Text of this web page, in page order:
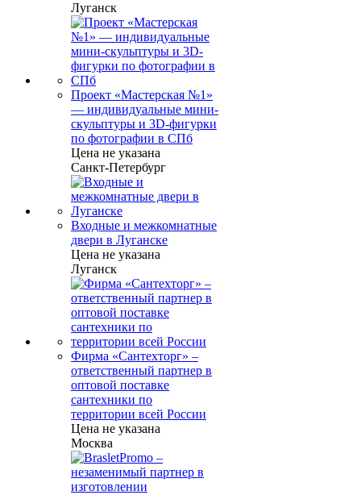
Луганск
Проект «Мастерская №1»
— индивидуальные мини-
скульптуры и 3D-фигурки
по фотографии в СПб
Цена не указана
Санкт-Петербург
Входные и межкомнатные
двери в Луганске
Цена не указана
Луганск
Фирма «Сантехторг» –
ответственный партнер в
оптовой поставке
сантехники по
территории всей России
Цена не указана
Москва